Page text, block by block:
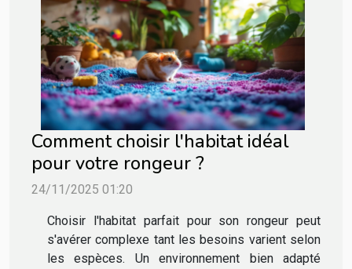
Comment choisir l'habitat idéal
pour votre rongeur ?
24/11/2025 01:20
Choisir l'habitat parfait pour son rongeur peut
s'avérer complexe tant les besoins varient selon
les espèces. Un environnement bien adapté